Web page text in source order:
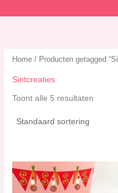
Home / Producten getagged
Sintcreaties
Toont alle 5 resultaten